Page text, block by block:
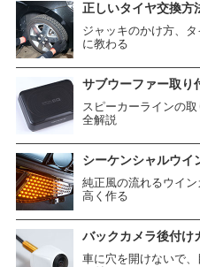
正しいタイヤ交換方
ジャッキのかけ方、
に教わる
サブウーファー取り
スピーカーラインの
全解説
シーケンシャルウイ
純正風の流れるウイ
高く作る
バックカメラ後付け
車に穴を開けないで